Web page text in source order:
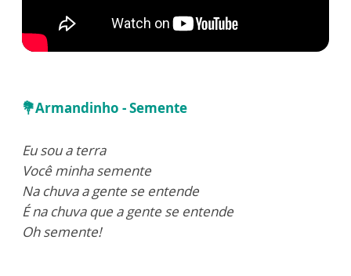
💐Armandinho - Semente
Eu sou a terra
Você minha semente
Na chuva a gente se entende
É na chuva que a gente se entende
Oh semente!